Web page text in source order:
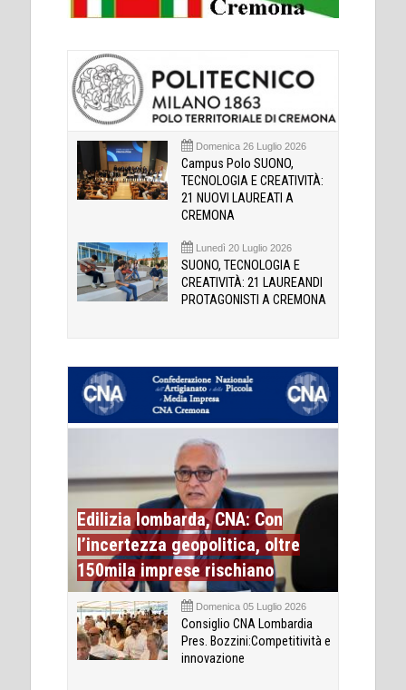
Domenica 26 Luglio 2026
Campus Polo SUONO,
TECNOLOGIA E CREATIVITÀ:
21 NUOVI LAUREATI A
CREMONA
Lunedì 20 Luglio 2026
SUONO, TECNOLOGIA E
CREATIVITÀ: 21 LAUREANDI
PROTAGONISTI A CREMONA
Edilizia lombarda, CNA: Con
l’incertezza geopolitica, oltre
150mila imprese rischiano
Domenica 05 Luglio 2026
Consiglio CNA Lombardia
Pres. Bozzini:Competitività e
innovazione